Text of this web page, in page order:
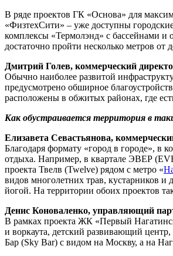
В ряде проектов ГК «Основа» для
«ФизтехСити» – уже доступны
комплексы «Термолэнд» с бассейнами
достаточно пройти несколько метров от
Дмитрий Голев, коммерческий
Обычно наиболее развитой
предусмотрено обширное
расположены в обжитых районах, где
Как обустраивается территория в
Елизавета Севастьянова,
Благодаря формату «город в городе», в
отдыха. Например, в квартале ЭВЕР
проекта Твелв (Twelve) рядом с метро «
видов многолетних трав, кустарников и
йогой. На территории обоих проектов
Денис Коноваленко, управляющий
В рамках проекта ЖК «Первый
и воркаута, детский развивающий
Бар (Sky Bar) с видом на Москву, а на